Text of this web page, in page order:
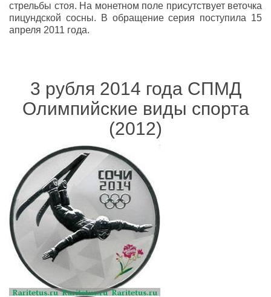
стрельбы стоя. На монетном поле присутствует веточка
пицундской сосны. В обращение серия поступила 15
апреля 2011 года.
3 рубля 2014 года СПМД
Олимпийские виды спорта
(2012)